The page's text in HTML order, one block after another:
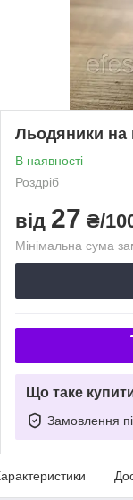
Льодяники на
В наявності
Роздріб
від 27 ₴/
Мінімальна сума
Що таке
Замовлення